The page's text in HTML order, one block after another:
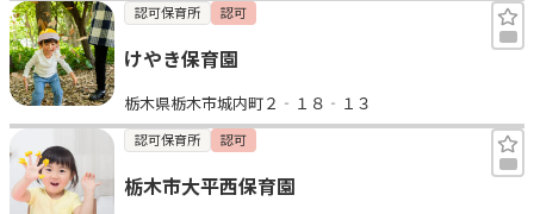
認可保育所 認可
けやき保育園
栃木県栃木市城内町２‐１８‐１３
認可保育所 認可
栃木市大平西保育園